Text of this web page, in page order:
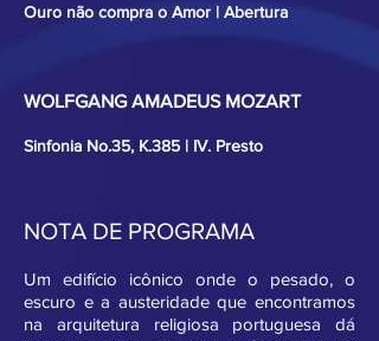
Ouro não compra o Amor | Abertura
WOLFGANG AMADEUS MOZART
Sinfonia No.35, K.385 | IV. Presto
NOTA DE PROGRAMA
Um edifício icônico onde o pesado, o
escuro e a austeridade que encontramos
na arquitetura religiosa portuguesa dá